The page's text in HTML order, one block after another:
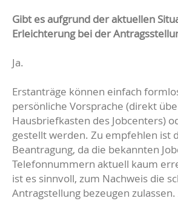
Gibt es aufgrund der aktuellen
Erleichterung bei der
Ja.
Erstanträge können einfach
persönliche Vorsprache (direkt
Hausbriefkasten des Jobcenters)
gestellt werden. Zu empfehlen ist
Beantragung, da die bekannten
Telefonnummern aktuell kaum
ist es sinnvoll, zum Nachweis die
Antragstellung bezeugen